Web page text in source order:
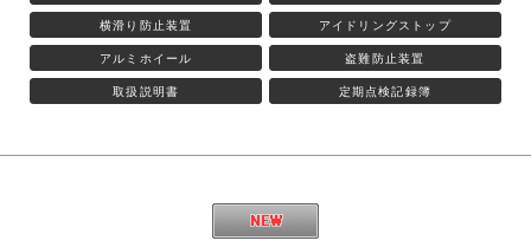
横滑り防止装置 アイドリングストップ
アルミホイール 盗難防止装置
取扱説明書 定期点検記録簿